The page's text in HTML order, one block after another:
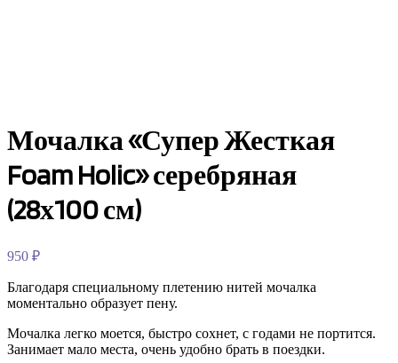
Мочалка «Супер Жесткая
Foam Holic» серебряная
(28х100 см)
950 ₽
Благодаря специальному плетению нитей мочалка
моментально образует пену.
Мочалка легко моется, быстро сохнет, с годами не портится.
Занимает мало места, очень удобно брать в поездки.